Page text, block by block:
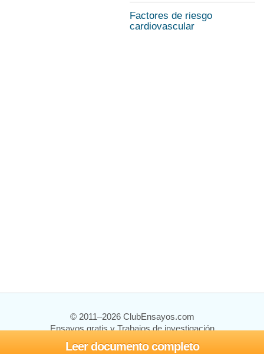
Leer documento completo
Factores de riesgo
cardiovascular
© 2011–2026 ClubEnsayos.com
Ensayos gratis y Trabajos de investigación